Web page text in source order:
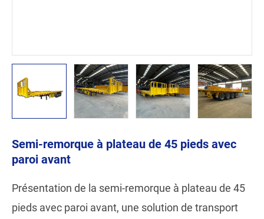
Semi-remorque à plateau de 45 pieds avec
paroi avant
Présentation de la semi-remorque à plateau de 45
pieds avec paroi avant, une solution de transport